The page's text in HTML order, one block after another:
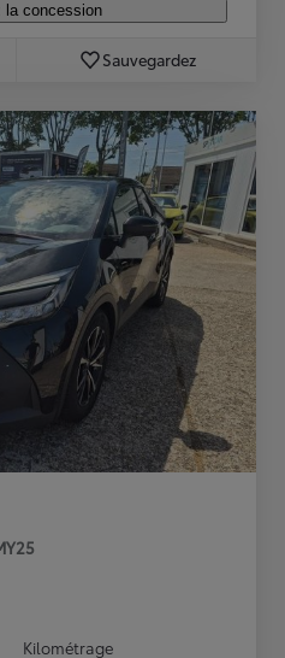
la concession
Sauvegardez
Kilométrage